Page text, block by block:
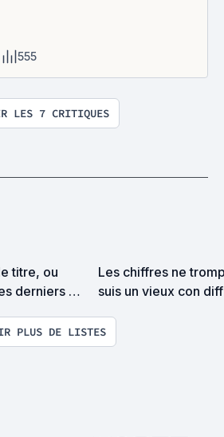
555
LES 7 CRITIQUES
titre, ou
derniers
Les chiffres ne
suis un vieux con
PLUS DE LISTES